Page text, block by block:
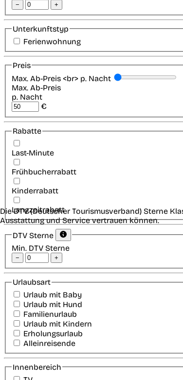
− +
Unterkunftstyp
Ferienwohnung
Preis
Max. Ab-Preis <br> p. Nacht
Max. Ab-Preis
p. Nacht
€
Rabatte
Last-Minute
Frühbucherrabatt
Kinderrabatt
Langzeitrabatt
DTV Sterne
Min. DTV Sterne
− +
Die DTV (Deutscher Tourismusverband) Sterne
Ausstattung und Service vertrauen können.
Urlaubsart
Urlaub mit Baby
Urlaub mit Hund
Familienurlaub
Urlaub mit Kindern
Erholungsurlaub
Alleinreisende
Innenbereich